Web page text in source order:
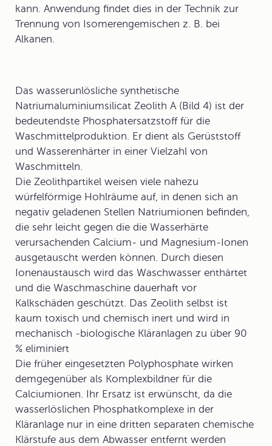
kann. Anwendung findet dies in der Technik zur
Trennung von Isomerengemischen z. B. bei
Alkanen.
Das wasserunlösliche synthetische
Natriumaluminiumsilicat Zeolith A (Bild 4) ist der
bedeutendste Phosphatersatzstoff für die
Waschmittelproduktion. Er dient als Gerüststoff
und Wasserenhärter in einer Vielzahl von
Waschmitteln.
Die Zeolithpartikel weisen viele nahezu
würfelförmige Hohlräume auf, in denen sich an
negativ geladenen Stellen Natriumionen befinden,
die sehr leicht gegen die die Wasserhärte
verursachenden Calcium- und Magnesium-Ionen
ausgetauscht werden können. Durch diesen
Ionenaustausch wird das Waschwasser enthärtet
und die Waschmaschine dauerhaft vor
Kalkschäden geschützt. Das Zeolith selbst ist
kaum toxisch und chemisch inert und wird in
mechanisch -biologische Kläranlagen zu über 90
% eliminiert
Die früher eingesetzten Polyphosphate wirken
demgegenüber als Komplexbildner für die
Calciumionen. Ihr Ersatz ist erwünscht, da die
wasserlöslichen Phosphatkomplexe in der
Kläranlage nur in eine dritten separaten chemische
Klärstufe aus dem Abwasser entfernt werden